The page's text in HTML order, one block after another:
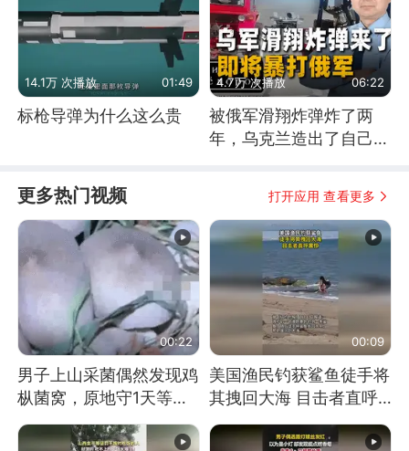
14.1万 次播放 01:49
标枪导弹为什么这么贵
4.7万 次播放 06:22
被俄军滑翔炸弹炸了两
年，乌克兰造出了自己
更多热门视频 打开应用 查看更多
00:22
男子上山采菌偶然发现鸡
枞菌窝，原地守1天等它
长大：挖了140多朵
00:09
美国渔民钓获鲨鱼徒手将
其拽回大海 目击者直呼
震惊 （视频来源：参考
消息）